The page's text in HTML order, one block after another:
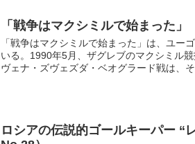
「戦争はマクシミルで始まった」
「戦争はマクシミルで始まった」は、ユー
いる。1990年5月、ザグレブのマクシミル
ヴェナ・ズヴェズダ・ベオグラード戦は、
ロシアの伝説的ゴールキーパー “